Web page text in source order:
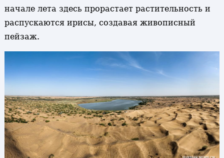
начале лета здесь прорастает растительность и
распускаются ирисы, создавая живописный
пейзаж.